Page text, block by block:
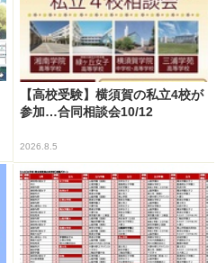
【高校受験】横須賀の私立4校が
参加…合同相談会10/12
2026.8.5